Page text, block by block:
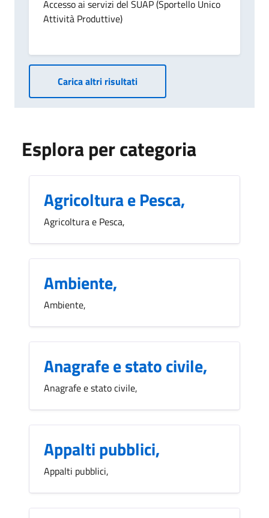
Accesso ai servizi del SUAP (Sportello Unico
Attività Produttive)
Carica altri risultati
Esplora per categoria
Agricoltura e Pesca,
Agricoltura e Pesca,
Ambiente,
Ambiente,
Anagrafe e stato civile,
Anagrafe e stato civile,
Appalti pubblici,
Appalti pubblici,